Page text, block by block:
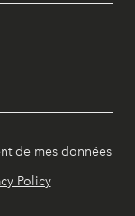
de mes données
Policy